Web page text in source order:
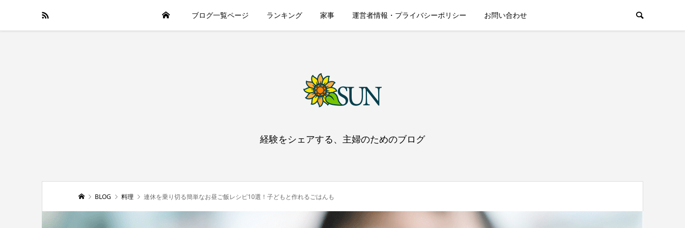
ブログ一覧ページ ランキング 家事 運営者情報・プライバシーポリシー お問い合わせ
経験をシェアする、主婦のためのブログ
BLOG 料理 連休を乗り切る簡単なお昼ご飯レシピ10選！子どもと作れるごはんも